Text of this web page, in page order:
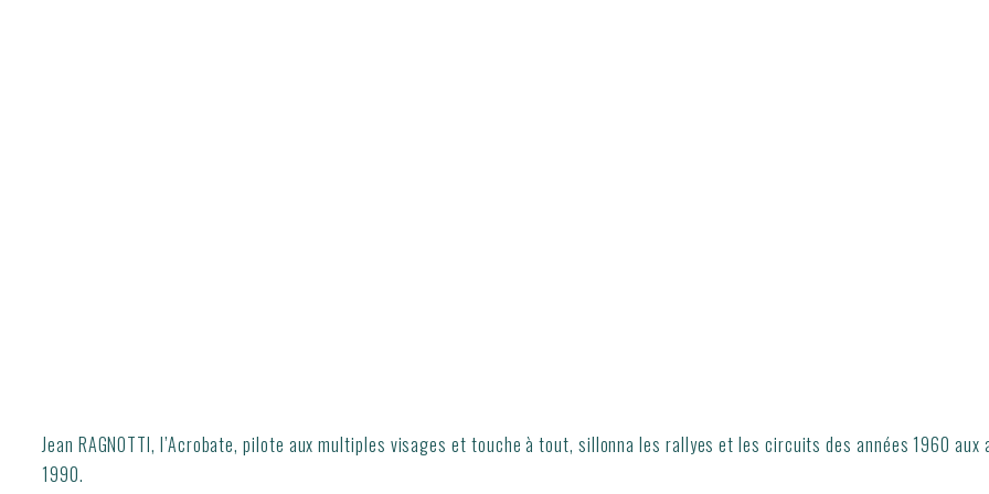
Jean RAGNOTTI, l’Acrobate, pilote aux multiples visages et touche à tout, sillonna les rallyes et les circuits des années 1960 aux
1990.